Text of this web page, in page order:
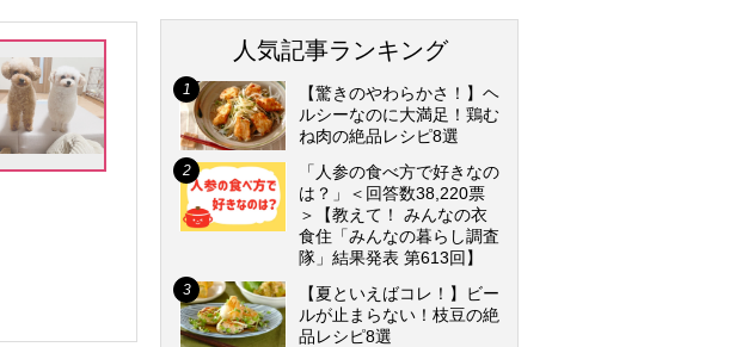
人気記事ランキング
【驚きのやわらかさ！】ヘ
ルシーなのに大満足！鶏む
ね肉の絶品レシピ8選
「人参の食べ方で好きなの
は？」＜回答数38,220票
＞【教えて！ みんなの衣
食住「みんなの暮らし調査
隊」結果発表 第613回】
【夏といえばコレ！】ビー
ルが止まらない！枝豆の絶
品レシピ8選